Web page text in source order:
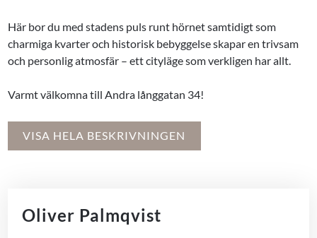
Här bor du med stadens puls runt hörnet samtidigt som
charmiga kvarter och historisk bebyggelse skapar en trivsam
och personlig atmosfär – ett cityläge som verkligen har allt.
Varmt välkomna till Andra långgatan 34!
VISA HELA BESKRIVNINGEN
Oliver Palmqvist